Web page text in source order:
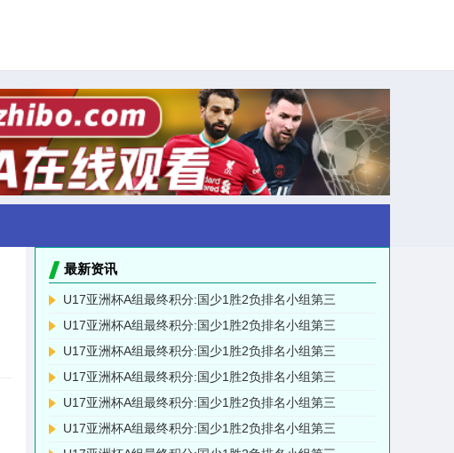
最新资讯
U17亚洲杯A组最终积分:国少1胜2负排名小组第三
U17亚洲杯A组最终积分:国少1胜2负排名小组第三
U17亚洲杯A组最终积分:国少1胜2负排名小组第三
U17亚洲杯A组最终积分:国少1胜2负排名小组第三
U17亚洲杯A组最终积分:国少1胜2负排名小组第三
U17亚洲杯A组最终积分:国少1胜2负排名小组第三